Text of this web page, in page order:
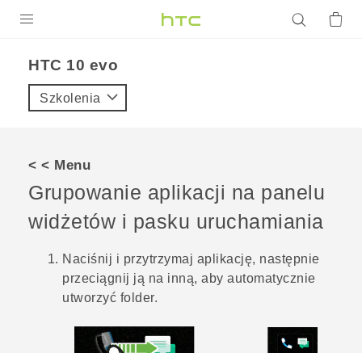
VIVE
VIVERSE
POMOC TECHNICZNA
Urządzenia i akcesoria HTC
Zaloguj się
HTC 10 evo‎
Szkolenia
< < Menu
Grupowanie aplikacji na panelu
widżetów i pasku uruchamiania
Naciśnij i przytrzymaj aplikację, następnie
przeciągnij ją na inną, aby automatycznie
utworzyć folder.